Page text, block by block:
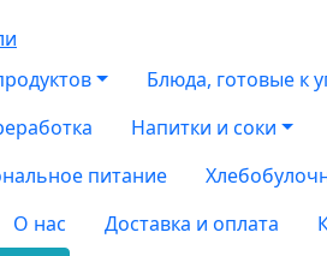
Блюда, готовые к
Напитки и соки
питание
О нас Доставка и оплата